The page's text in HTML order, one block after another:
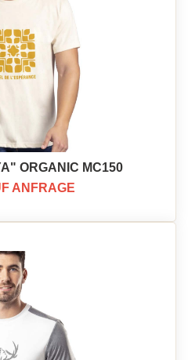
ORGANIC MC150
ANFRAGE